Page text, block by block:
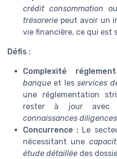
crédit consommation
trésorerie peut avoir un
vie financière, ce qui est
Défis :
Complexité
banque et lesservices
une réglementation
rester à jour
connaissances diligences
Concurrence : Le
nécessitant une
étude détaillée des